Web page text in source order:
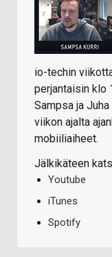
io-techin
perjantaisin klo
Sampsa ja
viikon ajalta
mobiiliaiheet.
Jälkikäteen
Youtube
iTunes
Spotify